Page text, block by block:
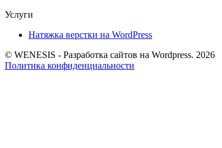
Услуги
Натяжка верстки на WordPress
© WENESIS - Разработка сайтов на Wordpress. 2026
Политика конфиденциальности